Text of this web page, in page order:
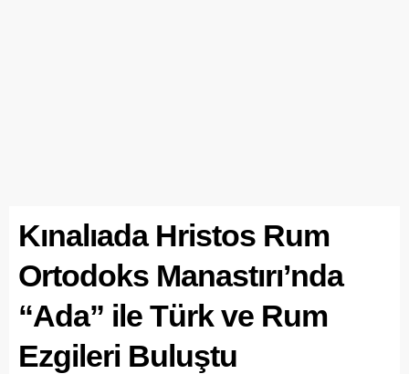
Kınalıada Hristos Rum
Ortodoks Manastırı’nda
“Ada” ile Türk ve Rum
Ezgileri Buluştu